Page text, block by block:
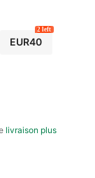
EUR40
2 left
livraison plus